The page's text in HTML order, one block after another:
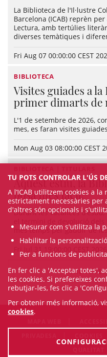
La Biblioteca de l'Il·lustre
Barcelona (ICAB) reprèn
Lectura, amb tertúlies
diverses temàtiques i
Fri Aug 07 00:00:00 CEST
BIBLIOTECA
Visites guiades a
primer dimarts de
L'1 de setembre de 2026,
mes, es faran visites
Mon Aug 03 08:00:00 CEST
Aquest estiu, la
posa més fàcil!
Durant les vacances
més temps per gaudir de
Fri Jul 31 19:00:00 CEST 2026
VEURE
TU POTS CONTROLAR L'ÚS
A l’ICAB utilitzem cookies a
estrictament necessàries per
d'altres són opcionals i
Mesurar com s'utilitza la
Habilitar la
Per a funcions de
En fer clic a 'Acceptar totes',
les cookies. Si prefereixes
rebutjar-les, fes clic a
Per obtenir més informació,
cookies.